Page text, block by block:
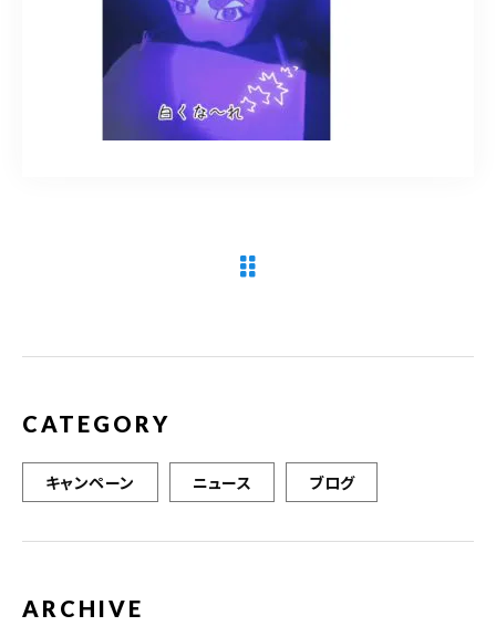
CATEGORY
キャンペーン ニュース ブログ
ARCHIVE
090-9859-5917
平日 10：00～21：00
土日 10：00～20：00
祝日 10：00～20：00（不定休）